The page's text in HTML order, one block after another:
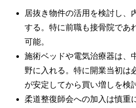
居抜き物件の活用を検討し、
する。特に前職も接骨院であ
可能。
施術ベッドや電気治療器は、
野に入れる。特に開業当初は
が安定してから買い増しを検
柔道整復師会への加入は慎重